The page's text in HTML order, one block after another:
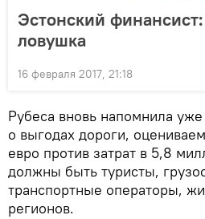
Эстонский
ловушка
16 февраля 2017, 21:18
Рубеса вновь напомнила
о выгодах дороги,
евро против затрат в 5,8
должны быть туристы,
транспортные операторы,
регионов.